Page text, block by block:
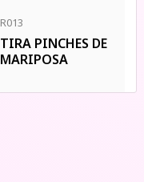
R013
TIRA PINCHES DE
MARIPOSA